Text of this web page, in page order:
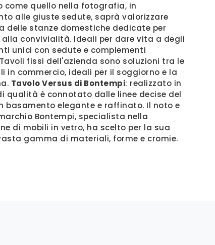
come quello nella fotografia, in
alle giuste sedute, saprà valorizzare
delle stanze domestiche dedicate per
alla convivialità. Ideali per dare vita a degli
unici con sedute e complementi
fissi dell'azienda sono soluzioni tra le
in commercio, ideali per il soggiorno e la
Tavolo Versus di Bontempi: realizzato in
qualità è connotato dalle linee decise del
basamento elegante e raffinato. Il noto e
Bontempi, specialista nella
di mobili in vetro, ha scelto per la sua
gamma di materiali, forme e cromie.